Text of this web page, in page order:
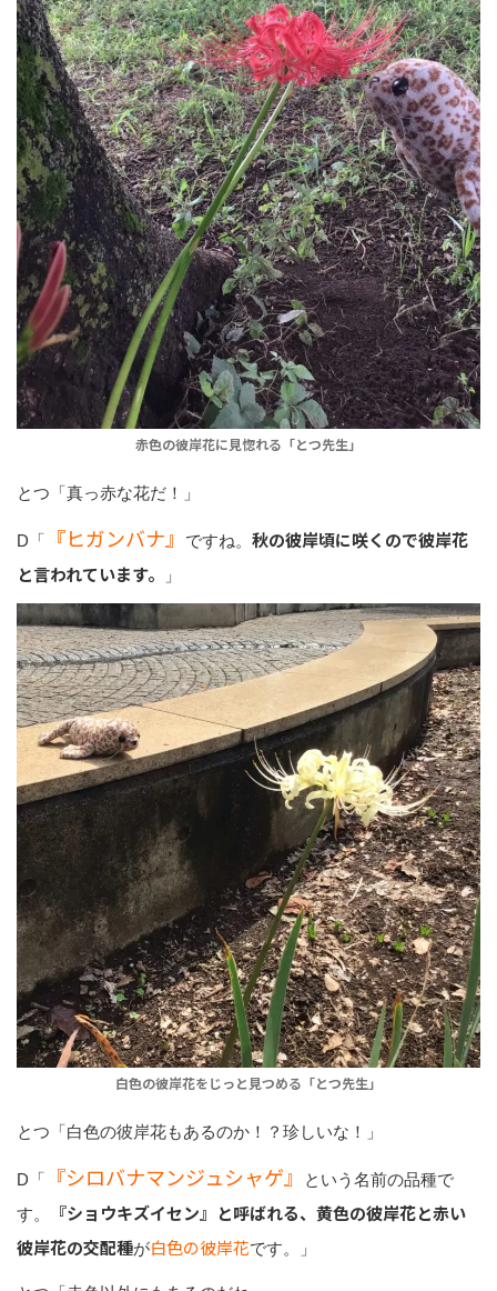
赤色の彼岸花に見惚れる「とつ先生」
とつ「真っ赤な花だ！」
D「 『ヒガンバナ』 ですね。 秋の彼岸頃に咲くので彼岸花
と言われています。
」
白色の彼岸花をじっと見つめる「とつ先生」
とつ「白色の彼岸花もあるのか！？珍しいな！」
D「 『シロバナマンジュシャゲ』
という名前の品種で
す。
『ショウキズイセン』と呼ばれる、黄色の彼岸花と赤い
彼岸花の交配種が白色の彼岸花です。」